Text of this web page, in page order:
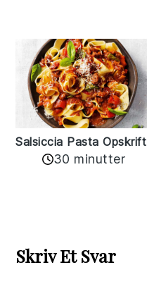
Salsiccia Pasta Opskrift
30 minutter
Interactions
Skriv Et Svar